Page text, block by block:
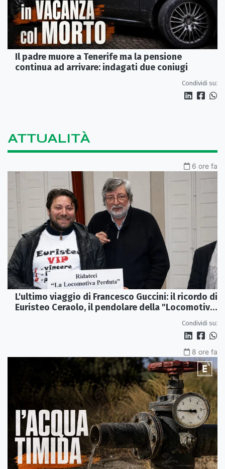
Il padre muore a Tenerife ma la pensione
continua ad arrivare: indagati due coniugi
Condividi su:
ATTUALITÀ
6 ore fa
L'ultimo viaggio di Francesco Guccini: il ricordo di
Euristeo Ceraolo, il pendolare della "Locomotiva
Condividi su:
8 ore fa